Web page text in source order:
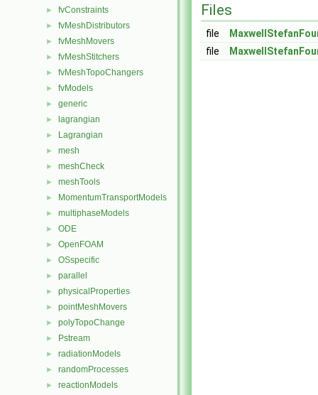
► fvConstraints
► fvMeshDistributors
► fvMeshMovers
► fvMeshStitchers
► fvMeshTopoChangers
► fvModels
► generic
► lagrangian
► Lagrangian
► mesh
► meshCheck
► meshTools
► MomentumTransportModels
► multiphaseModels
► ODE
► OpenFOAM
► OSspecific
► parallel
► physicalProperties
► pointMeshMovers
► polyTopoChange
► Pstream
► radiationModels
► randomProcesses
► reactionModels
Files
file
file